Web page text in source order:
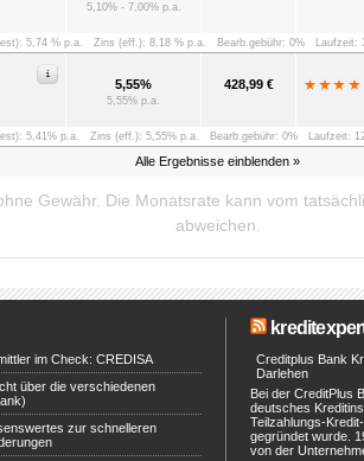
Alle Ergebnisse einblenden »
5,10% - 7,00% p.a.
5,74 % p.a. Zins (eff.): 8,18 % p.a. Bearb.gebühr: 0% Laufzeit:
5,55%
5,55% p.a.
428,99 €
5,41% p.a. Zins (eff.): 5,55% p.a. Bearb.gebühr: 0% Laufzeit:
Gewähr. Die Monatsrate kann vom
abweichen.
im Check: CREDISA
über die verschiedenen
zur schnelleren
Creditplus Bank
Darlehen
Bei der CreditPlus
deutsches
Teilzahlungs-
gegründet wurde.
von der